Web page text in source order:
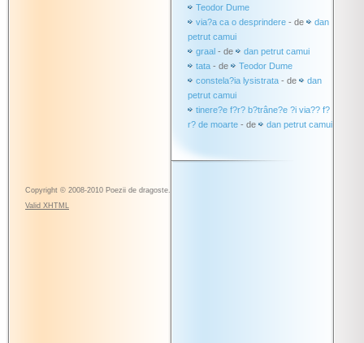
Teodor Dume
via?a ca o desprindere - de
dan
petrut camui
graal - de
dan petrut camui
tata - de
Teodor Dume
constela?ia lysistrata - de
dan
petrut camui
tinere?e f?r? b?trâne?e ?i via?? f?
r? de moarte - de dan petrut camui
Copyright © 2008-2010 Poezii de dragoste.
Valid XHTML